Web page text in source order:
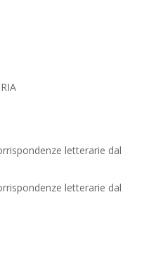
letterarie dal
letterarie dal